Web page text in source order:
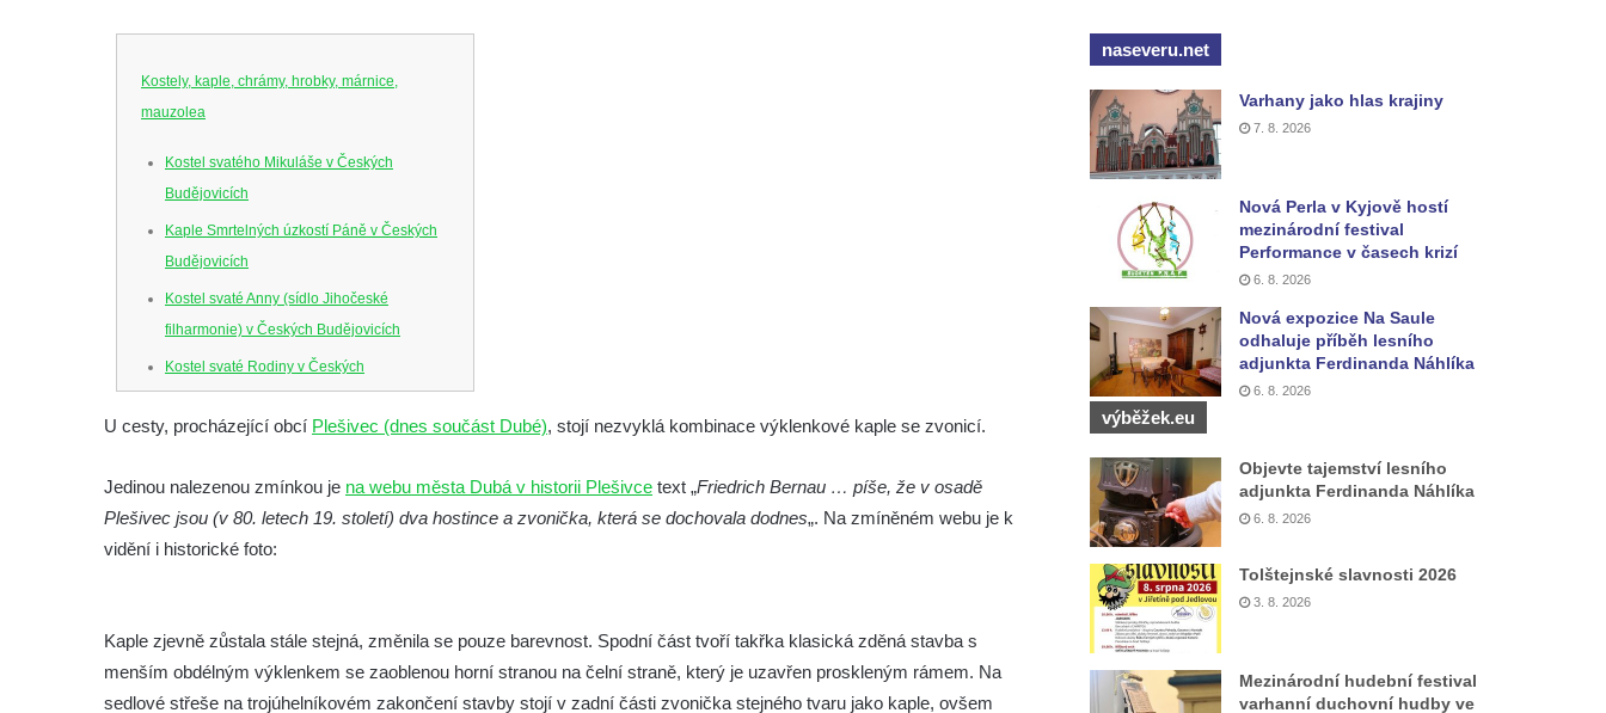
Kostely, kaple, chrámy, hrobky, márnice,
mauzolea
Kostel svatého Mikuláše v Českých
Budějovicích
Kaple Smrtelných úzkostí Páně v Českých
Budějovicích
Kostel svaté Anny (sídlo Jihočeské
filharmonie) v Českých Budějovicích
Kostel svaté Rodiny v Českých
Kostel Obětování Panny Marie u kláštera
Kaple na křižovatce ulic Budějovická a
náměstí J. V. Kamarýta ve Velešíně
Kaple na hřbitově ve Velešíně
U cesty, procházející obcí Plešivec (dnes součást Dubé), stojí nezvyklá kombinace výklenkové kaple se zvonicí.
Jedinou nalezenou zmínkou je na webu města Dubá v historii Plešivce text „Friedrich Bernau … píše, že v osadě
Plešivec jsou (v 80. letech 19. století) dva hostince a zvonička, která se dochovala dodnes„. Na zmíněném webu je k
vidění i historické foto:
Kaple zjevně zůstala stále stejná, změnila se pouze barevnost. Spodní část tvoří takřka klasická zděná stavba s
menším obdélným výklenkem se zaoblenou horní stranou na čelní straně, který je uzavřen proskleným rámem. Na
sedlové střeše na trojúhelníkovém zakončení stavby stojí v zadní části zvonička stejného tvaru jako kaple, ovšem
naseveru.net
Varhany jako hlas krajiny
7. 8. 2026
Nová Perla v Kyjově hostí
mezinárodní festival
Performance v časech krizí
6. 8. 2026
Nová expozice Na Saule
odhaluje příběh lesního
adjunkta Ferdinanda Náhlíka
6. 8. 2026
výběžek.eu
Objevte tajemství lesního
adjunkta Ferdinanda Náhlíka
6. 8. 2026
Tolštejnské slavnosti 2026
3. 8. 2026
Mezinárodní hudební festival
varhanní duchovní hudby ve